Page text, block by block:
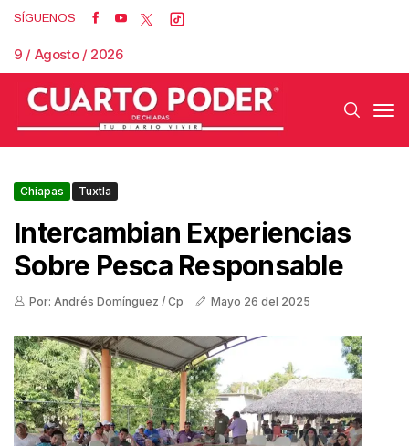
SÍGUENOS
9 / Agosto / 2026
Chiapas Tuxtla
Intercambian Experiencias
Sobre Pesca Responsable
Por: Andrés Domínguez / Cp Mayo 26 del 2025